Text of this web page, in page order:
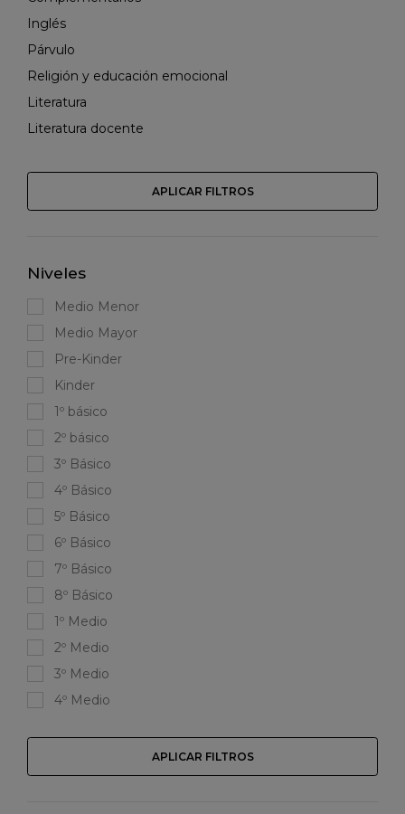
Inglés
Párvulo
Religión y educación emocional
Literatura
Literatura docente
APLICAR FILTROS
Niveles
Medio Menor
Medio Mayor
Pre-Kinder
Kinder
1º básico
2º básico
3º Básico
4º Básico
5º Básico
6º Básico
7º Básico
8º Básico
1º Medio
2º Medio
3º Medio
4º Medio
APLICAR FILTROS